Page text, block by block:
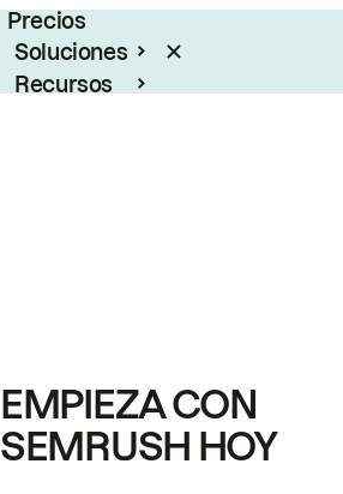
Precios
Soluciones
Recursos
EMPIEZA CON
SEMRUSH HOY